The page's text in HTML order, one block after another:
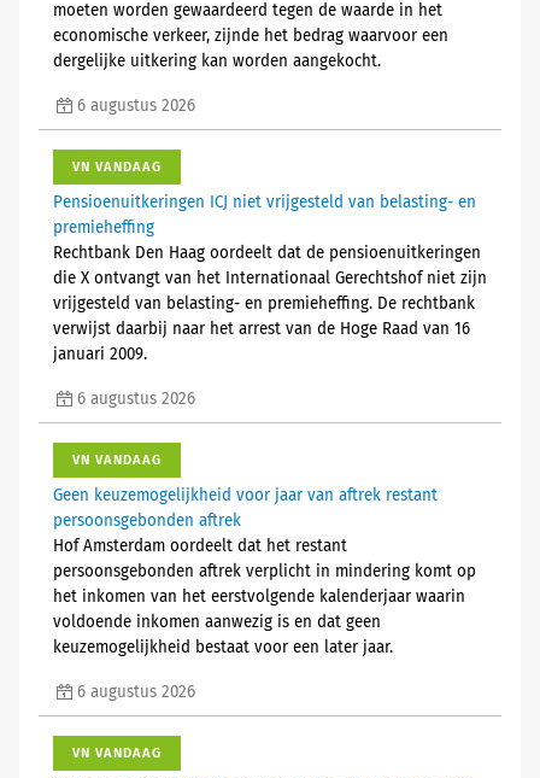
moeten worden gewaardeerd tegen de waarde in het
economische verkeer, zijnde het bedrag waarvoor een
dergelijke uitkering kan worden aangekocht.
6 augustus 2026
VN VANDAAG
Pensioenuitkeringen ICJ niet vrijgesteld van belasting- en
premieheffing
Rechtbank Den Haag oordeelt dat de pensioenuitkeringen
die X ontvangt van het Internationaal Gerechtshof niet zijn
vrijgesteld van belasting- en premieheffing. De rechtbank
verwijst daarbij naar het arrest van de Hoge Raad van 16
januari 2009.
6 augustus 2026
VN VANDAAG
Geen keuzemogelijkheid voor jaar van aftrek restant
persoonsgebonden aftrek
Hof Amsterdam oordeelt dat het restant
persoonsgebonden aftrek verplicht in mindering komt op
het inkomen van het eerstvolgende kalenderjaar waarin
voldoende inkomen aanwezig is en dat geen
keuzemogelijkheid bestaat voor een later jaar.
6 augustus 2026
VN VANDAAG